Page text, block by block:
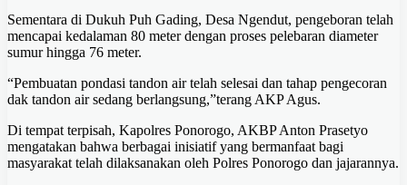
Sementara di Dukuh Puh Gading, Desa Ngendut, pengeboran telah
mencapai kedalaman 80 meter dengan proses pelebaran diameter
sumur hingga 76 meter.
“Pembuatan pondasi tandon air telah selesai dan tahap pengecoran
dak tandon air sedang berlangsung,”terang AKP Agus.
Di tempat terpisah, Kapolres Ponorogo, AKBP Anton Prasetyo
mengatakan bahwa berbagai inisiatif yang bermanfaat bagi
masyarakat telah dilaksanakan oleh Polres Ponorogo dan jajarannya.